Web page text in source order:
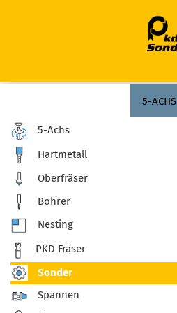
5-ACHS
5-Achs
Hartmetall
Oberfräser
Bohrer
Nesting
PKD Fräser
Sonder
Spannen